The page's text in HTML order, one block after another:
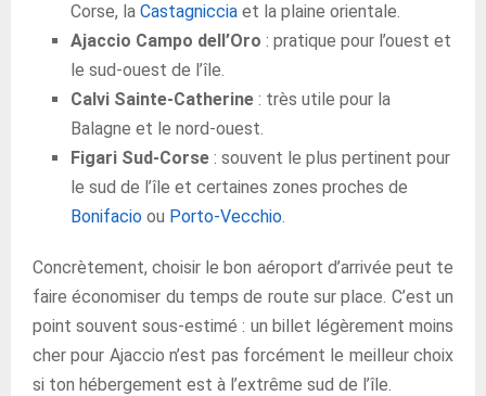
Corse, la Castagniccia et la plaine orientale.
Ajaccio Campo dell’Oro : pratique pour l’ouest et
le sud-ouest de l’île.
Calvi Sainte-Catherine : très utile pour la
Balagne et le nord-ouest.
Figari Sud-Corse : souvent le plus pertinent pour
le sud de l’île et certaines zones proches de
Bonifacio ou Porto-Vecchio.
Concrètement, choisir le bon aéroport d’arrivée peut te
faire économiser du temps de route sur place. C’est un
point souvent sous-estimé : un billet légèrement moins
cher pour Ajaccio n’est pas forcément le meilleur choix
si ton hébergement est à l’extrême sud de l’île.